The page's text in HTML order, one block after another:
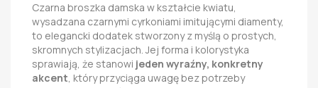
Czarna broszka damska w kształcie kwiatu,
wysadzana czarnymi cyrkoniami imitującymi diamenty,
to elegancki dodatek stworzony z myślą o prostych,
skromnych stylizacjach. Jej forma i kolorystyka
sprawiają, że stanowi jeden wyraźny, konkretny
akcent, który przyciąga uwagę bez potrzeby